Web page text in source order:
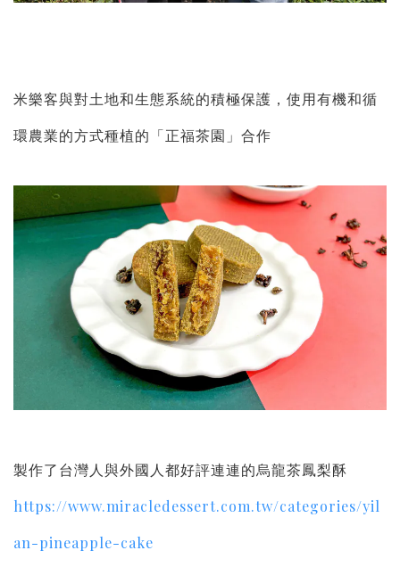
米樂客與對土地和生態系統的積極保護，使用有機和循
環農業的方式種植的「正福茶園」合作
製作了台灣人與外國人都好評連連的烏龍茶鳳梨酥
https://www.miracledessert.com.tw/categories/yil
an-pineapple-cake